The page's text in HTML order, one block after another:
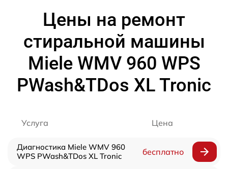
Цены на ремонт
стиральной машины
Miele WMV 960 WPS
PWash&TDos XL Tronic
Услуга Цена
Диагностика Miele WMV 960
WPS PWash&TDos XL Tronic
бесплатно